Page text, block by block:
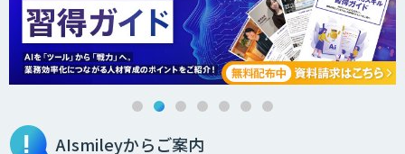
Brain Plus for Sales
AIsmileyからご案内